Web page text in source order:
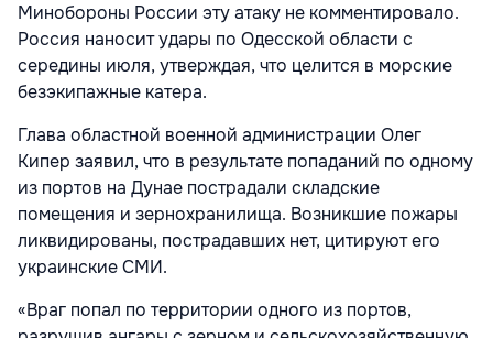
Минобороны России эту атаку не комментировало.
Россия наносит удары по Одесской области с
середины июля, утверждая, что целится в морские
безэкипажные катера.
Глава областной военной администрации Олег
Кипер заявил, что в результате попаданий по одному
из портов на Дунае пострадали складские
помещения и зернохранилища. Возникшие пожары
ликвидированы, пострадавших нет, цитируют его
украинские СМИ.
«Враг попал по территории одного из портов,